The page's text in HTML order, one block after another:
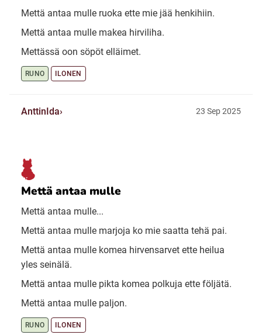
Mettä antaa mulle ruoka ette mie jää henkihiin.
Mettä antaa mulle makea hirviliha.
Mettässä oon söpöt elläimet.
RUNO ILONEN
AnttinIda 23 Sep 2025
Mettä antaa mulle
Mettä antaa mulle...
Mettä antaa mulle marjoja ko mie saatta tehä pai.
Mettä antaa mulle komea hirvensarvet ette heilua
yles seinälä.
Mettä antaa mulle pikta komea polkuja ette följätä.
Mettä antaa mulle paljon.
RUNO ILONEN